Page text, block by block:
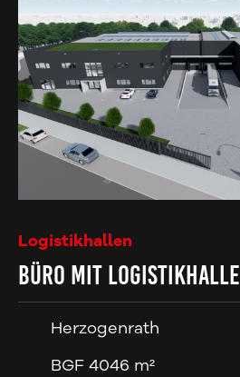
Logistikhallen
Büro mit Logistikhalle
Herzogenrath
BGF 4046 m²